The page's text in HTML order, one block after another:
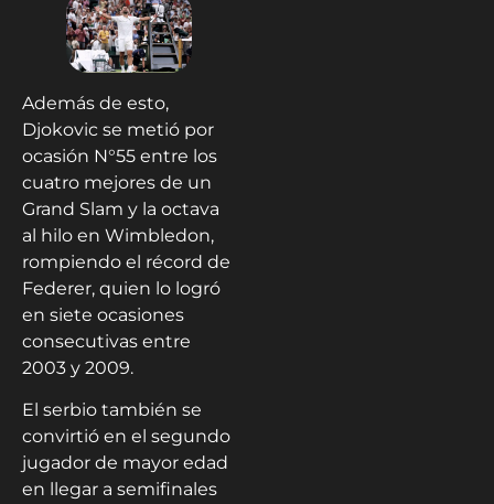
Además de esto,
Djokovic se metió por
ocasión N°55 entre los
cuatro mejores de un
Grand Slam y la octava
al hilo en Wimbledon,
rompiendo el récord de
Federer, quien lo logró
en siete ocasiones
consecutivas entre
2003 y 2009.
El serbio también se
convirtió en el segundo
jugador de mayor edad
en llegar a semifinales